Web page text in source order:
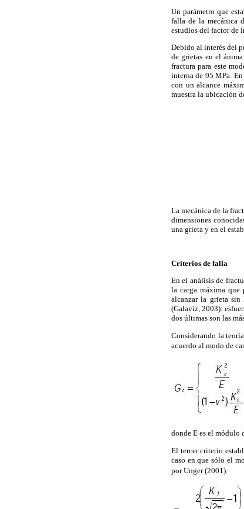
Un parámetro que
falla de la mecánica
estudios del factor de
Debido al interés del
de grietas en el
fractura para este
interna de 95 MPa.
con un alcance
muestra la ubicación
La mecánica de la
dimensiones
una grieta y en el
Criterios de falla
En el análisis de
la carga máxima que
alcanzar la grieta sin
(Galaviz, 2003):
dos últimas son las
Considerando la
acuerdo al modo de
donde E es el módulo
El tercer criterio
caso en que sólo el
por Unger (2001):